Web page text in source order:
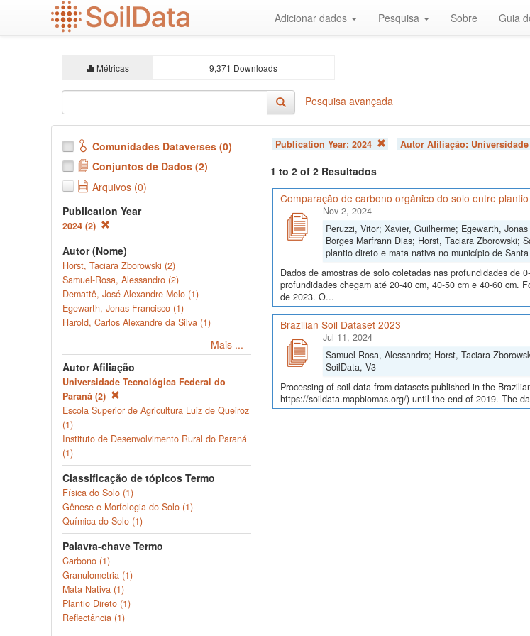
Adicionar dados Pesquisa Sobre Guia
Métricas 9,371 Downloads
Pesquisa avançada
Comunidades Dataverses (0)
Conjuntos de Dados (2)
Arquivos (0)
Publication Year
2024 (2)
Autor (Nome)
Horst, Taciara Zborowski (2)
Samuel-Rosa, Alessandro (2)
Demattê, José Alexandre Melo (1)
Egewarth, Jonas Francisco (1)
Harold, Carlos Alexandre da Silva (1)
Mais ...
Autor Afiliação
Universidade Tecnológica Federal do
Paraná (2)
Escola Superior de Agricultura Luiz de Queiroz
(1)
Instituto de Desenvolvimento Rural do Paraná
(1)
Classificação de tópicos Termo
Física do Solo (1)
Gênese e Morfologia do Solo (1)
Química do Solo (1)
Palavra-chave Termo
Carbono (1)
Granulometria (1)
Mata Nativa (1)
Plantio Direto (1)
Reflectância (1)
Publication Year: 2024 Autor Afiliação:
1 to 2 of 2 Resultados
Comparação de carbono orgânico do solo entre
Nov 2, 2024
Peruzzi, Vitor; Xavier, Guilherme; Egewarth,
Borges Marfrann Dias; Horst, Taciara Zborowski;
plantio direto e mata nativa no município de
Dados de amostras de solo coletadas nas profundidades de
profundidades chegam até 20-40 cm, 40-50 cm e 40-60 cm.
de 2023. O...
Brazilian Soil Dataset 2023
Jul 11, 2024
Samuel-Rosa, Alessandro; Horst, Taciara
SoilData, V3
Processing of soil data from datasets published in the
https://soildata.mapbiomas.org/) until the end of 2019. The